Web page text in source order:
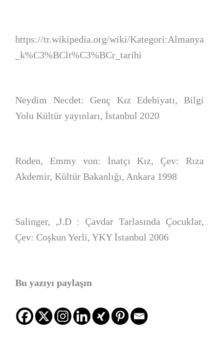
https://tr.wikipedia.org/wiki/Kategori:Almanya
_k%C3%BClt%C3%BCr_tarihi
Neydim Necdet: Genç Kız Edebiyatı, Bilgi
Yolu Kültür yayınları, İstanbul 2020
Roden, Emmy von: İnatçı Kız, Çev: Rıza
Akdemir, Kültür Bakanlığı, Ankara 1998
Salinger, ,J.D : Çavdar Tarlasında Çocuklar,
Çev: Coşkun Yerli, YKY İstanbul 2006
Bu yazıyı paylaşın